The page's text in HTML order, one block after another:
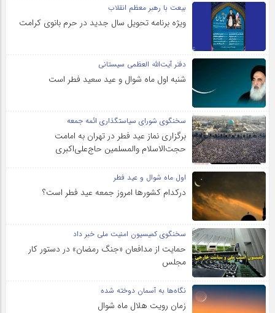
بیعت با رهبر معظم انقلاب
ویژه برنامه تحویل سال جدید در حرم بانوی کرامت
دفتر آیت‌الله العظمی سیستانی
شنبه اول ماه شوال و عید سعید فطر است
سخنگوی شورای سیاستگذاری ائمه جمعه
برگزاری نماز عید فطر در تهران به امامت
حجت‌الاسلام والمسلمین حاج‌علی‌اکبری
اول ماه شوال و عید فطر
درکدام کشورها امروز جمعه عید فطر است؟
سخنگوی کمیسیون امنیت ملی خبر داد
حمایت از مدافعان «جنگ رمضان» در دستور کار
مجلس
نگاه‌ها به آسمان دوخته شده
زمان رویت هلال ماه شوال